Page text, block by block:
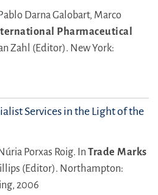
Darna Galobart, Marco
Pharmaceutical
Zahl (Editor). New York:
Services in the Light of the
Porxas Roig. In Trade Marks
(Editor). Northampton:
2006